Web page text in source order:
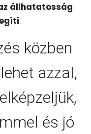
állhatatosság
.
közben
azzal,
és jó